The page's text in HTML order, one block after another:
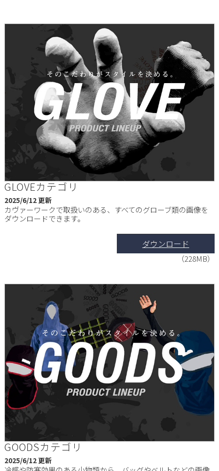
GLOVEカテゴリ
2025/6/12 更新
カヴァーワークで取扱いのある、すべてのグローブ類の画像を
ダウンロードできます。
ダウンロード
（228MB）
GOODSカテゴリ
2025/6/12 更新